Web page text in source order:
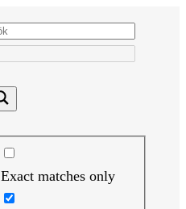
Exact matches only